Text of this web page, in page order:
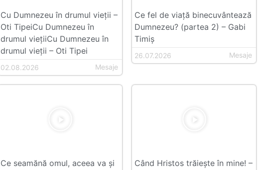
Cu Dumnezeu în drumul vieții –
Oti TipeiCu Dumnezeu în
drumul viețiiCu Dumnezeu în
drumul vieții – Oti Tipei
02.08.2026 Mesaje
Ce fel de viață binecuvântează
Dumnezeu? (partea 2) – Gabi
Timiș
26.07.2026 Mesaje
Ce seamănă omul, aceea va și
Când Hristos trăiește în mine! –